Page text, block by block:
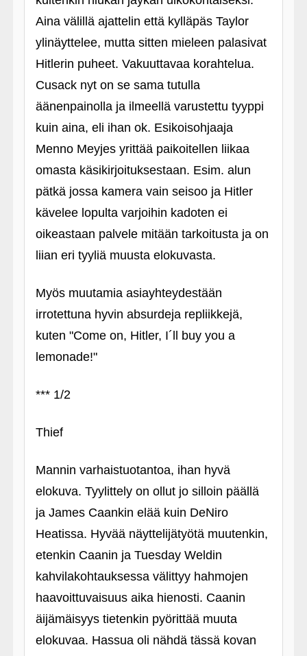
Aina välillä ajattelin että kylläpäs Taylor
ylinäyttelee, mutta sitten mieleen palasivat
Hitlerin puheet. Vakuuttavaa korahtelua.
Cusack nyt on se sama tutulla
äänenpainolla ja ilmeellä varustettu tyyppi
kuin aina, eli ihan ok. Esikoisohjaaja
Menno Meyjes yrittää paikoitellen liikaa
omasta käsikirjoituksestaan. Esim. alun
pätkä jossa kamera vain seisoo ja Hitler
kävelee lopulta varjoihin kadoten ei
oikeastaan palvele mitään tarkoitusta ja on
liian eri tyyliä muusta elokuvasta.
Myös muutamia asiayhteydestään
irrotettuna hyvin absurdeja repliikkejä,
kuten "Come on, Hitler, I´ll buy you a
lemonade!"
*** 1/2
Thief
Mannin varhaistuotantoa, ihan hyvä
elokuva. Tyylittely on ollut jo silloin päällä
ja James Caankin elää kuin DeNiro
Heatissa. Hyvää näyttelijätyötä muutenkin,
etenkin Caanin ja Tuesday Weldin
kahvilakohtauksessa välittyy hahmojen
haavoittuvaisuus aika hienosti. Caanin
äijämäisyys tietenkin pyörittää muuta
elokuvaa. Hassua oli nähdä tässä kovan